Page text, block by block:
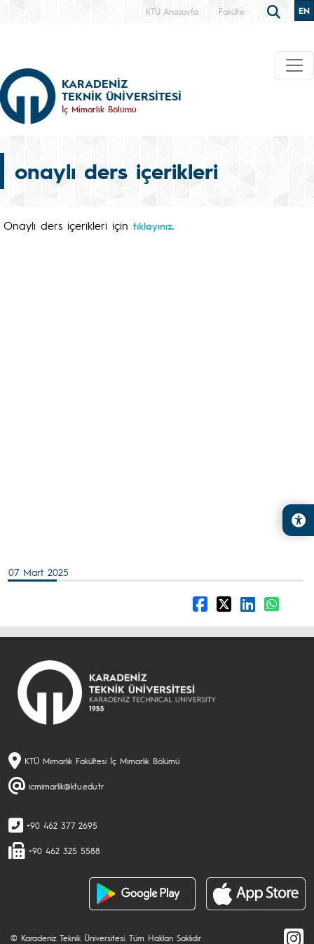
KTÜ Anasayfa Fakülte EN
KARADENİZ
TEKNİK ÜNİVERSİTESİ
İç Mimarlık Bölümü
onaylı ders içerikleri
Onaylı ders içerikleri için tıklayınız.
07 Mart 2025
KTÜ Mimarlık Fakültesi İç Mimarlık Bölümü
icmimarlik@ktu.edu.tr
+90 462 377 2695
+90 462 325 5588
© Karadeniz Teknik Üniversitesi. Tüm Hakları Saklıdır